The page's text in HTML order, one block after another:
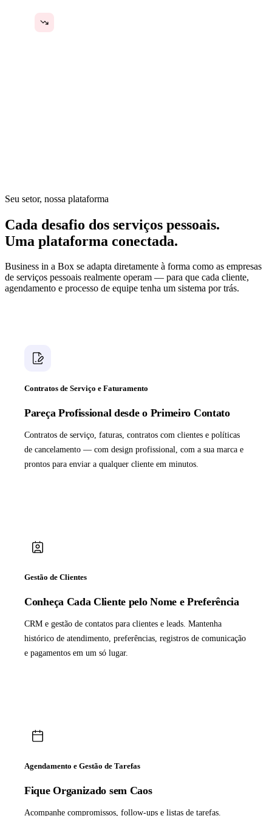
Seu setor, nossa plataforma
Cada desafio dos serviços pessoais.
Uma plataforma conectada.
Business in a Box se adapta diretamente à forma como as empresas
de serviços pessoais realmente operam — para que cada cliente,
agendamento e processo de equipe tenha um sistema por trás.
Contratos de Serviço e Faturamento
Pareça Profissional desde o Primeiro Contato
Contratos de serviço, faturas, contratos com clientes e políticas
de cancelamento — com design profissional, com a sua marca e
prontos para enviar a qualquer cliente em minutos.
Gestão de Clientes
Conheça Cada Cliente pelo Nome e Preferência
CRM e gestão de contatos para clientes e leads. Mantenha
histórico de atendimento, preferências, registros de comunicação
e pagamentos em um só lugar.
Agendamento e Gestão de Tarefas
Fique Organizado sem Caos
Acompanhe compromissos, follow-ups e listas de tarefas.